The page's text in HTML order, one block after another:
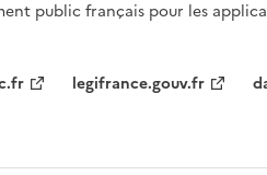
public français pour les
legifrance.gouv.fr